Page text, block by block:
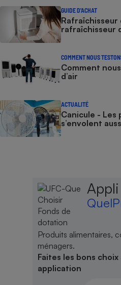
GUIDE D'ACHAT
Rafraîchisseur
rafraîchisseur
COMMENT NOUS
Comment
d’air
ACTUALITÉ
Canicule - Les
s’envolent
Appli
Produits alimentaires,
ménagers.
Faites les bons
application